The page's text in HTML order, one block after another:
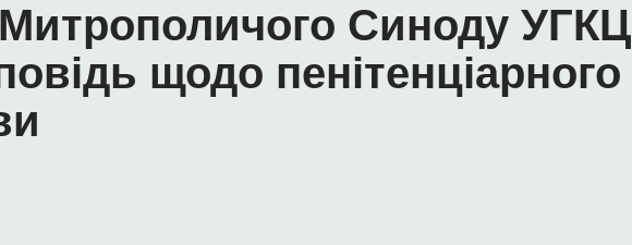
Синоду УГКЦ
щодо пенітенціарного